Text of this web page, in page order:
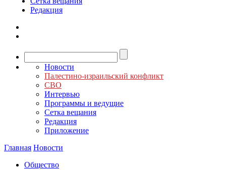
Редакция
Новости
Палестино-израильский конфликт
СВО
Интервью
Программы и ведущие
Сетка вещания
Редакция
Приложение
Главная Новости
Общество